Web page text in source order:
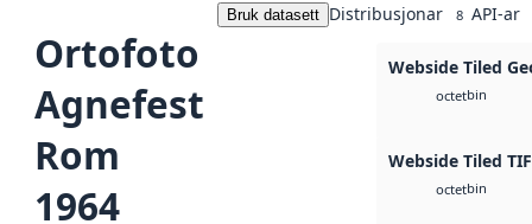
Ortofoto
Agnefest
Rom
1964
Bruk datasett Distribusjonar 8 API-ar
Webside Tiled
octetbin
Webside Tiled
octetbin